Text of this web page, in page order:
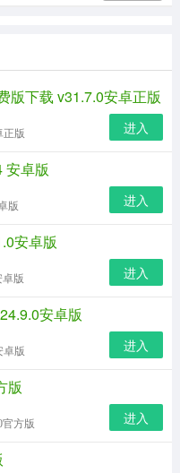
版下载 v31.7.0安卓正版
正版 进入
安卓版
版 进入
安卓版
卓版 进入
安卓版
卓版 进入
版
官方版 进入